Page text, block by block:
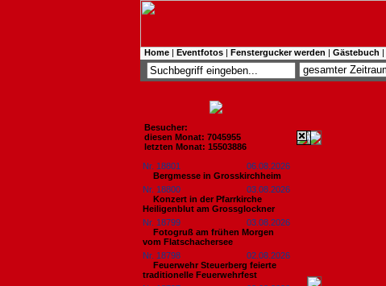
Home | Eventfotos | Fenstergucker werden | Gästebuch |
Besucher:
diesen Monat: 7045955
letzten Monat: 15503886
Nr. 18801
06.08.2026
Bergmesse in Grosskirchheim
Nr. 18800
03.08.2026
Konzert in der Pfarrkirche
Heiligenblut am Grossglockner
Nr. 18799
03.08.2026
Fotogruß am frühen Morgen
vom Flatschachersee
Nr. 18798
02.08.2026
Feuerwehr Steuerberg feierte
traditionelle Feuerwehrfest